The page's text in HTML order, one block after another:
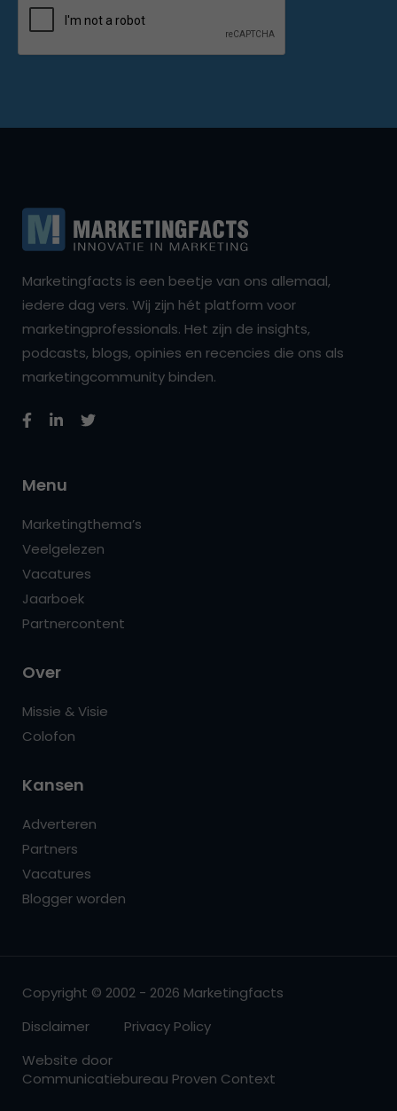
Marketingfacts is een beetje van ons allemaal,
iedere dag vers. Wij zijn hét platform voor
marketingprofessionals. Het zijn de insights,
podcasts, blogs, opinies en recencies die ons als
marketingcommunity binden.
Menu
Marketingthema’s
Veelgelezen
Vacatures
Jaarboek
Partnercontent
Over
Missie & Visie
Colofon
Kansen
Adverteren
Partners
Vacatures
Blogger worden
Copyright © 2002 - 2026 Marketingfacts
Disclaimer
Privacy Policy
Website door
Communicatiebureau Proven Context